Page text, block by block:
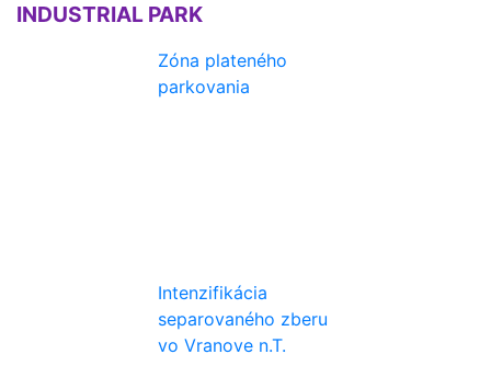
INDUSTRIAL PARK
Zóna plateného
parkovania
Intenzifikácia
separovaného zberu
vo Vranove n.T.